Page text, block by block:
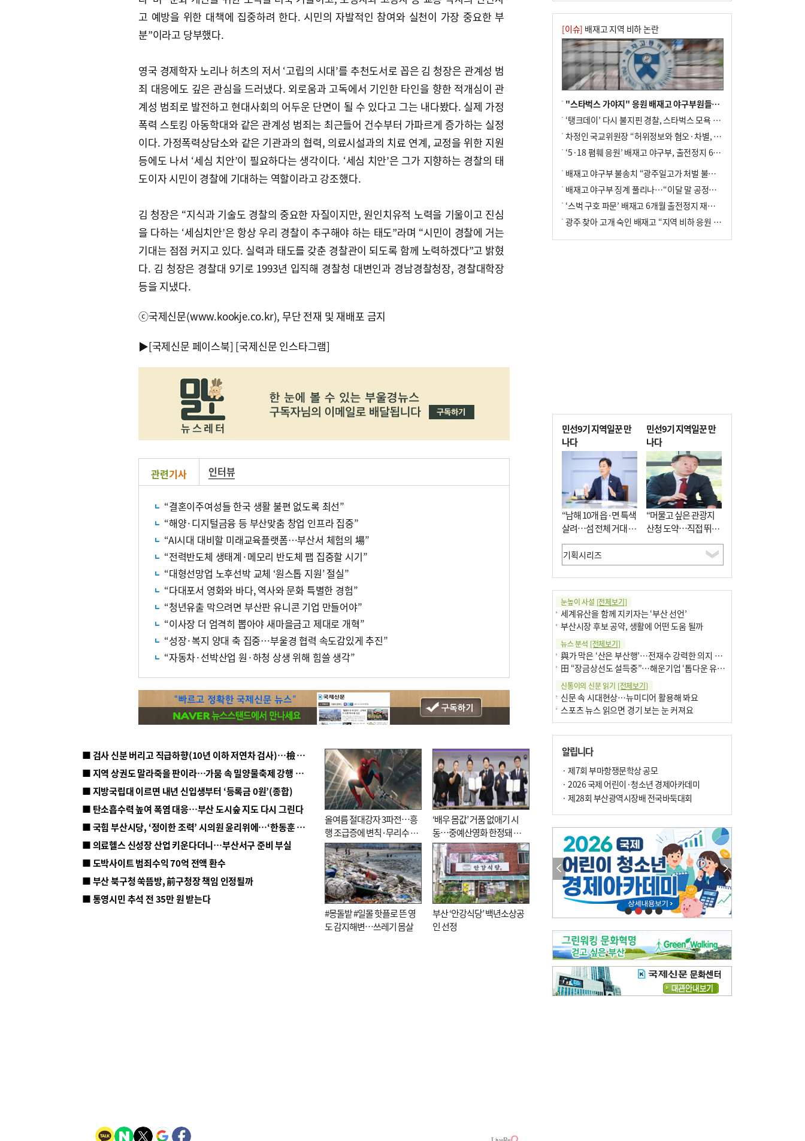
고 예방을 위한 대책에 집중하려 한다. 시민의 자발적인 참여와 실천이 가장 중요한 부
분”이라고 당부했다.
영국 경제학자 노리나 허츠의 저서 ‘고립의 시대’를 추천도서로 꼽은 김 청장은 관계성 범
죄 대응에도 깊은 관심을 드러냈다. 외로움과 고독에서 기인한 타인을 향한 적개심이 관
계성 범죄로 발전하고 현대사회의 어두운 단면이 될 수 있다고 그는 내다봤다. 실제 가정
폭력 스토킹 아동학대와 같은 관계성 범죄는 최근들어 건수부터 가파르게 증가하는 실정
이다. 가정폭력상담소와 같은 기관과의 협력, 의료시설과의 치료 연계, 교정을 위한 지원
등에도 나서 ‘세심 치안’이 필요하다는 생각이다. ‘세심 치안’은 그가 지향하는 경찰의 태
도이자 시민이 경찰에 기대하는 역할이라고 강조했다.
김 청장은 “지식과 기술도 경찰의 중요한 자질이지만, 원인치유적 노력을 기울이고 진심
을 다하는 ‘세심치안’은 항상 우리 경찰이 추구해야 하는 태도”라며 “시민이 경찰에 거는
기대는 점점 커지고 있다. 실력과 태도를 갖춘 경찰관이 되도록 함께 노력하겠다”고 밝혔
다. 김 청장은 경찰대 9기로 1993년 입직해 경찰청 대변인과 경남경찰청장, 경찰대학장
등을 지냈다.
ⓒ국제신문(www.kookje.co.kr), 무단 전재 및 재배포 금지
▶[국제신문 페이스북] [국제신문 인스타그램]
관련기사 인터뷰
“결혼이주여성들 한국 생활 불편 없도록 최선”
“해양·디지털금융 등 부산맞춤 창업 인프라 집중”
“AI시대 대비할 미래교육플랫폼…부산서 체험의 場”
“전력반도체 생태계·메모리 반도체 팹 집중할 시기”
“대형선망업 노후선박 교체 ‘원스톱 지원’ 절실”
“다대포서 영화와 바다, 역사와 문화 특별한 경험”
“청년유출 막으려면 부산판 유니콘 기업 만들어야”
“이사장 더 엄격히 뽑아야 새마을금고 제대로 개혁”
“성장·복지 양대 축 집중…부울경 협력 속도감있게 추진”
“자동차·선박산업 원·하청 상생 위해 힘쓸 생각”
■ 검사 신분 버리고 직급하향(10년 이하 저연차 검사)…檢 중수청행 기피
■ 지역 상권도 말라죽을 판이라…가뭄 속 밀양물축제 강행 논란
■ 지방국립대 이르면 내년 신입생부터 ‘등록금 0원’(종합)
■ 탄소흡수력 높여 폭염 대응…부산 도시숲 지도 다시 그린다
■ 국힘 부산시당, ‘정이한 조력’ 시의원 윤리위에…‘한동훈 지지’도 신고접수
■ 의료헬스 신성장 산업 키운다더니…부산서구 준비 부실
■ 도박사이트 범죄수익 70억 전액 환수
■ 부산 북구청 쑥뜸방, 前구청장 책임 인정될까
■ 통영시민 추석 전 35만 원 받는다
올여름 절대강자 3파전…흥
행 조급증에 변칙·무리수 마
케팅도
‘배우 몸값’ 거품 없애기 시
동…중예산영화 한정돼 실
효성 의문도
#몽돌밭 #일몰 핫플로 뜬 영
도 감지해변…쓰레기 몸살
부산 ‘안강식당’ 백년소상공
인 선정
[이슈] 배재고 지역 비하 논란
"스타벅스 가야지" 응원 배재고 야구부원들, 학교서 징계 처분
‘탱크데이’ 다시 불지핀 경찰, 스타벅스 모욕 혐의 압수수색
차정인 국교위원장 “허위정보와 혐오·차별, 학교 교실까지 유입"
‘5·18 폄훼 응원’ 배재고 야구부, 출전정지 6개월→1개월 감경
배재고 야구부 불송치 “광주일고가 처벌 불원 의사 표해”
배재고 야구부 징계 풀리나…“이달 말 공정위서 재심의”
‘스벅 구호 파문’ 배재고 6개월 출전정지 재심 신청키로
광주 찾아 고개 숙인 배재고 “지역 비하 응원 잘못”(종합)
민선9기 지역일꾼 만
나다
“남해 10개 읍·면 특색
살려…섬 전체 거대 정
원으로 조성”
민선9기 지역일꾼 만
나다
“머물고 싶은 관광지
산청 도약…직접 뛰며
‘돈 버는 군수’ 될 것”
눈높이 사설 [전체보기]
세계유산을 함께 지키자는 ‘부산 선언’
부산시장 후보 공약, 생활에 어떤 도움 될까
뉴스 분석 [전체보기]
與가 막은 ‘산은 부산행’…전재수 강력한 의지 표명 없인 공염불
田 “장금상선도 설득중”…해운기업 ‘톱다운 유치전’ 가속
신통이의 신문 읽기 [전체보기]
신문 속 시대현상…뉴미디어 활용해 봐요
스포츠 뉴스 읽으면 경기 보는 눈 커져요
구·군 승진 축하화분 관행 없애자니 소상공인 울상
팩트체크 [전체보기]
서산 간월암
한 손 뉴스[전체보기]
골목 맛집 발굴 고메 셀렉션…부산시, 페스티벌 시월 연계
이란 공습 경고·취소 되풀이…오락가락 트럼프 비꼰 ‘타코’
오늘의 날씨-[전체보기]
오늘의 날씨- 2026년 8월 6일
오늘의 날씨- 2026년 8월 5일
우리 결혼해요-[전체보기]
우리 결혼해요- 김홍윤·정세빈 커플
알립니다
· 제7회 부마항쟁문학상 공모
· 2026 국제 어린이·청소년 경제아카데미
· 제28회 부산광역시장배 전국바둑대회